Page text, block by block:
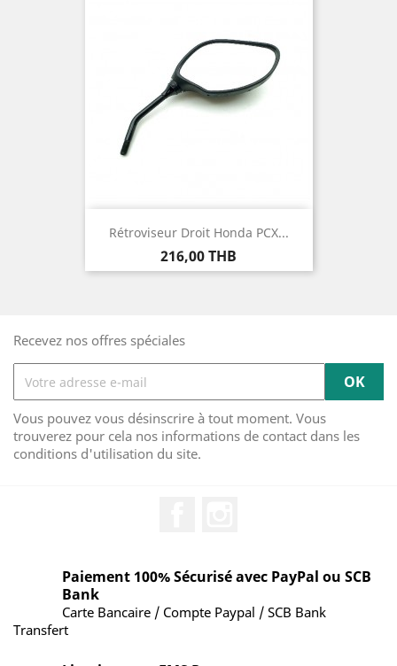
Rétroviseur Droit Honda PCX...
Prix
216,00 THB
Recevez nos offres spéciales
Vous pouvez vous désinscrire à tout moment. Vous
trouverez pour cela nos informations de contact dans les
conditions d'utilisation du site.
Paiement 100% Sécurisé avec PayPal ou SCB
Bank
Carte Bancaire / Compte Paypal / SCB Bank
Transfert